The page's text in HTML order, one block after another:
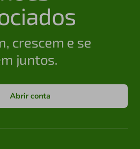
crescem e se
juntos.
Abrir conta